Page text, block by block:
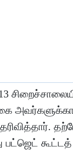
பட்ஜெட்